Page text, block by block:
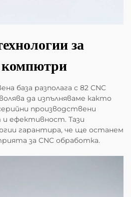
за
компютри
база разполага с 82 CNC
да изпълняваме както
производствени
и ефективност. Тази
гарантира, че ще останем
за CNC обработка.